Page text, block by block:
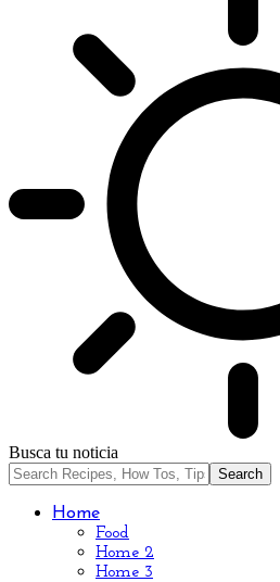
Busca tu noticia
Home
Food
Home 2
Home 3